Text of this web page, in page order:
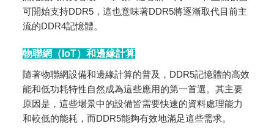
可開始支持DDR5，這也意味著DDR5將逐漸取代目前主
流的DDR4記憶體。
物聯網（IoT）和邊緣計算
隨著物聯網設備和邊緣計算的普及，DDR5記憶體的高效
能和低功耗特性自然成為這些應用的第一首選。其主要
原因是，這些場景中的設備皆需要快速的資料處理能力
和較低的能耗，而DDR5能夠有效地滿足這些需求。